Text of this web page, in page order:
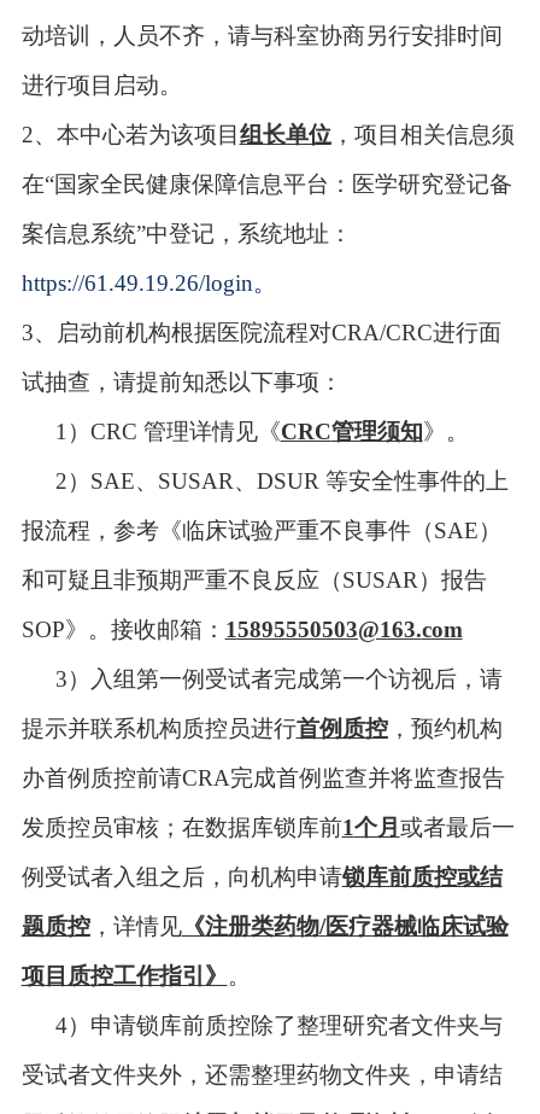
动培训，人员不齐，请与科室协商另行安排时间
进行项目启动。
2、 本中心若为该项目组长单位 ，项目相关信息须
在“国家全民健康保障信息平台：医学研究登记备
案信息系统”中登记，系统地址：
https://61.49.19.26/login。
3、启动前机构根据医院流程对CRA/CRC进行面
试抽查，请提前知悉以下事项：
1 ） CRC 管理详情见《CRC管理须知》。
2） SAE、 SUSAR、 DSUR 等安全性事件的上
报流程，参考《临床试验严重不良事件（SAE）
和可疑且非预期严重不良反应（SUSAR ）报告
SOP》。 接收邮箱： 15895550503@163.com
3）
入组第一例受试者完成第一个访视后，请
提示并联系机构质控员进行首例质控，预约机构
办首例质控前请CRA完成首例监查并将监查报告
发质控员审核；在数据库锁库前1个月 或者最后一
例受试者入组之后，向机构申请锁库前质控或结
题质控， 详情见《注册类药物/医疗器械临床试验
项目质控工作指引 》 。
4） 申请锁库前质控除了整理研究者文件夹与
受试者文件夹外，还需整理药物文件夹，申请结